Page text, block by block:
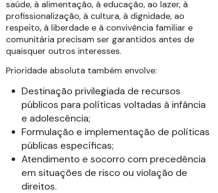
saúde, à alimentação, à educação, ao lazer, à
profissionalização, à cultura, à dignidade, ao
respeito, à liberdade e à convivência familiar e
comunitária precisam ser garantidos antes de
quaisquer outros interesses.
Prioridade absoluta também envolve:
Destinação privilegiada de recursos
públicos para políticas voltadas à infância
e adolescência;
Formulação e implementação de políticas
públicas específicas;
Atendimento e socorro com precedência
em situações de risco ou violação de
direitos.